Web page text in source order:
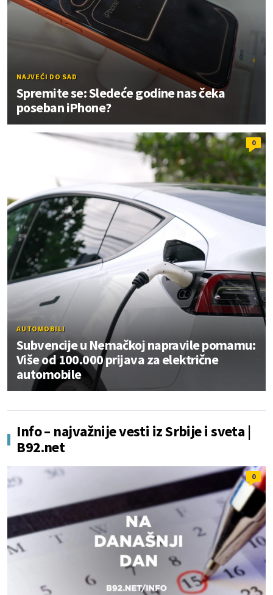
NAJVEĆI DO SAD
Spremite se: Sledeće godine nas čeka
poseban iPhone?
0
AUTOMOBILI
Subvencije u Nemačkoj napravile pomamu:
Više od 100.000 prijava za električne
automobile
Info – najvažnije vesti iz Srbije i sveta |
B92.net
0